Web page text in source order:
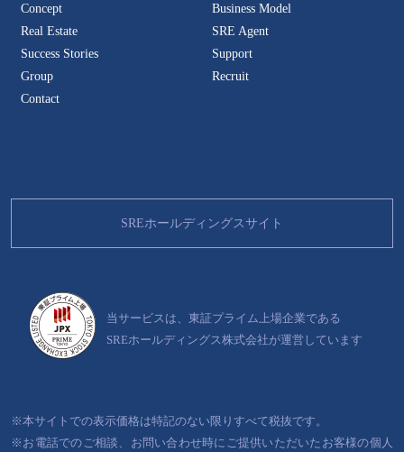
大阪府一覧
Concept
Business Model
Real Estate
SRE Agent
Success Stories
Support
Group
Recruit
Contact
SREホールディングスサイト
当サービスは、東証プライム上場企業である
SREホールディングス株式会社が運営しています
※本サイトでの表示価格は特記のない限りすべて税抜です。
※お電話でのご相談、お問い合わせ時にご提供いただいたお客様の個人